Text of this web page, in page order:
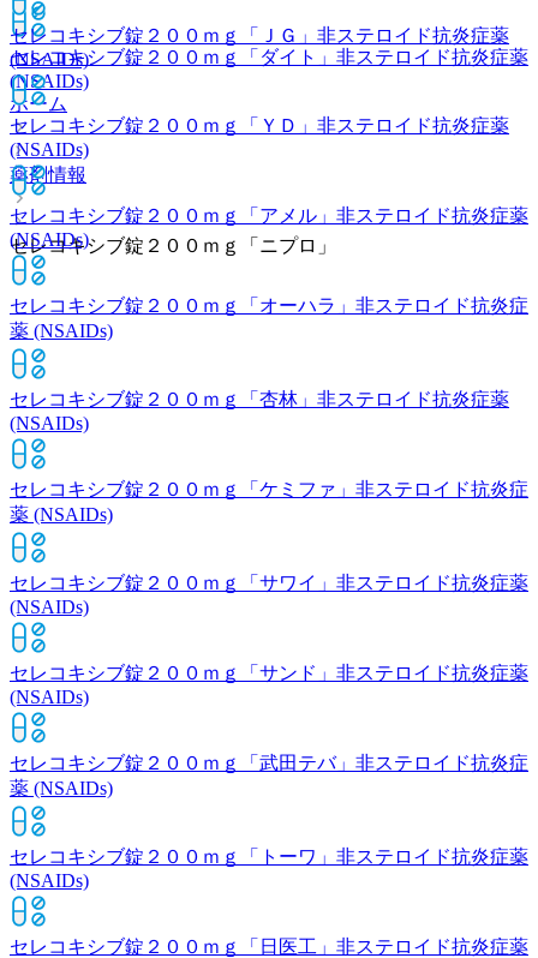
セレコキシブ錠２００ｍｇ「ダイト」 非ステロイド抗炎症薬
(NSAIDs)
ホーム
薬剤情報
セレコキシブ錠２００ｍｇ「ニプロ」
セレコキシブ錠２００ｍｇ「ＪＧ」 非ステロイド抗炎症薬
(NSAIDs)
セレコキシブ錠２００ｍｇ「ＹＤ」 非ステロイド抗炎症薬
(NSAIDs)
セレコキシブ錠２００ｍｇ「アメル」 非ステロイド抗炎症薬
(NSAIDs)
セレコキシブ錠２００ｍｇ「オーハラ」 非ステロイド抗炎症
薬 (NSAIDs)
セレコキシブ錠２００ｍｇ「杏林」 非ステロイド抗炎症薬
(NSAIDs)
セレコキシブ錠２００ｍｇ「ケミファ」 非ステロイド抗炎症
薬 (NSAIDs)
セレコキシブ錠２００ｍｇ「サワイ」 非ステロイド抗炎症薬
(NSAIDs)
セレコキシブ錠２００ｍｇ「サンド」 非ステロイド抗炎症薬
(NSAIDs)
セレコキシブ錠２００ｍｇ「武田テバ」 非ステロイド抗炎症
薬 (NSAIDs)
セレコキシブ錠２００ｍｇ「トーワ」 非ステロイド抗炎症薬
(NSAIDs)
セレコキシブ錠２００ｍｇ「日医工」 非ステロイド抗炎症薬